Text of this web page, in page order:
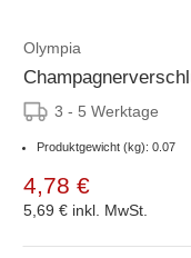
Olympia
3 - 5 Werktage
Produktgewicht (kg): 0.07
4,78 €
5,69 € inkl. MwSt.